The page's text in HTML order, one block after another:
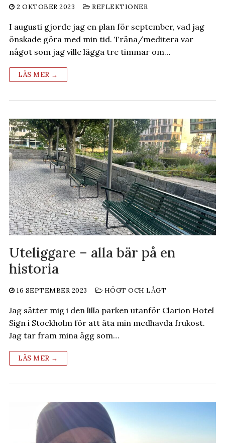
2 OKTOBER 2023 REFLEKTIONER
I augusti gjorde jag en plan för september, vad jag
önskade göra med min tid. Träna/meditera var
något som jag ville lägga tre timmar om…
LÄS MER →
Uteliggare – alla bär på en
historia
16 SEPTEMBER 2023 HÖGT OCH LÅGT
Jag sätter mig i den lilla parken utanför Clarion Hotel
Sign i Stockholm för att äta min medhavda frukost.
Jag tar fram mina ägg som…
LÄS MER →